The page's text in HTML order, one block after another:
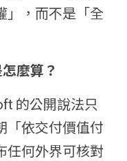
」，而不是「全
麼算？
的公開說法只
「依交付價值付
任何外界可核對